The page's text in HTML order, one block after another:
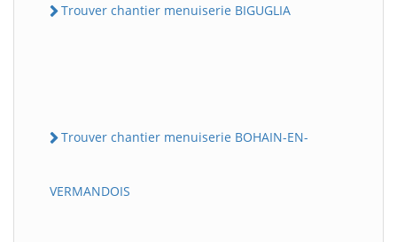
Trouver chantier menuiserie BIGUGLIA
Trouver chantier menuiserie BOHAIN-EN-
VERMANDOIS